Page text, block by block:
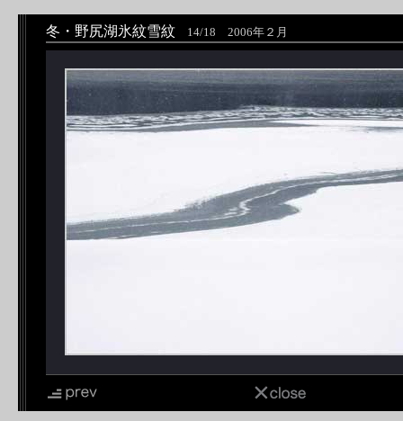
冬・野尻湖氷紋雪紋 14/18 2006年２月